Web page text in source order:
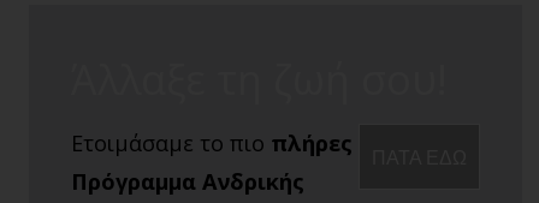
Ετοιμάσαμε το πιο πλήρες
Πρόγραμμα Ανδρικής